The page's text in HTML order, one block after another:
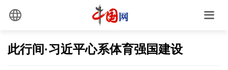
此行间·习近平心系体育强国建设